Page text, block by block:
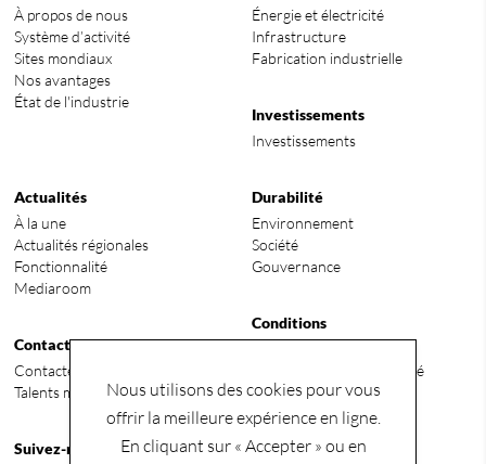
Nous utilisons des cookies pour vous
offrir la meilleure expérience en ligne.
En cliquant sur « Accepter » ou en
À propos de nous
Système d’activité
Sites mondiaux
Nos avantages
État de l'industrie
Énergie et électricité
Infrastructure
Fabrication industrielle
Investissements
Investissements
Actualités
À la une
Actualités régionales
Fonctionnalité
Mediaroom
Contact
Contactez-nous
Talents mondiaux recherchés
Durabilité
Environnement
Société
Gouvernance
Conditions
Politique de confidentialité
Suivez-nous